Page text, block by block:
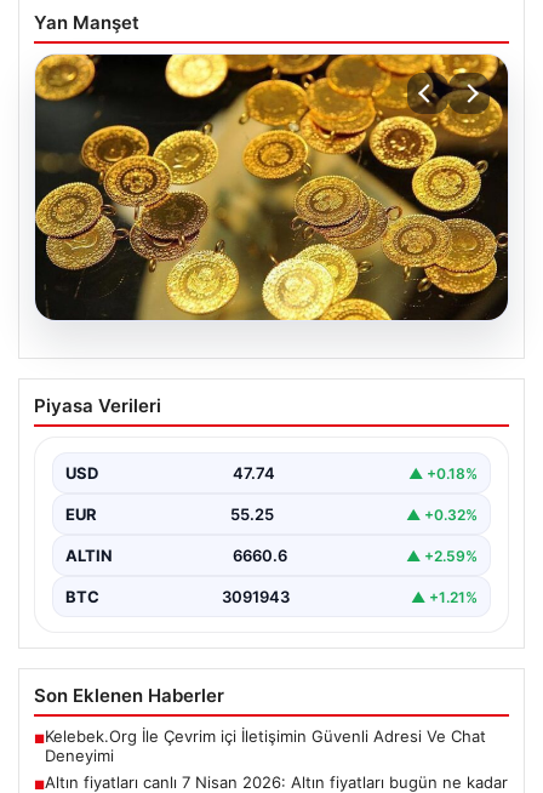
Yan Manşet
07.08.2026
Altın fiyatları canlı 7 Nisan 2026: Altın
fiyatları bugün ne kadar oldu?
Piyasa Verileri
USD 47.74 ▲ +0.18%
EUR 55.25 ▲ +0.32%
ALTIN 6660.6 ▲ +2.59%
BTC 3091943 ▲ +1.21%
Son Eklenen Haberler
■Kelebek.Org İle Çevrim içi İletişimin Güvenli Adresi Ve Chat
Deneyimi
■Altın fiyatları canlı 7 Nisan 2026: Altın fiyatları bugün ne kadar